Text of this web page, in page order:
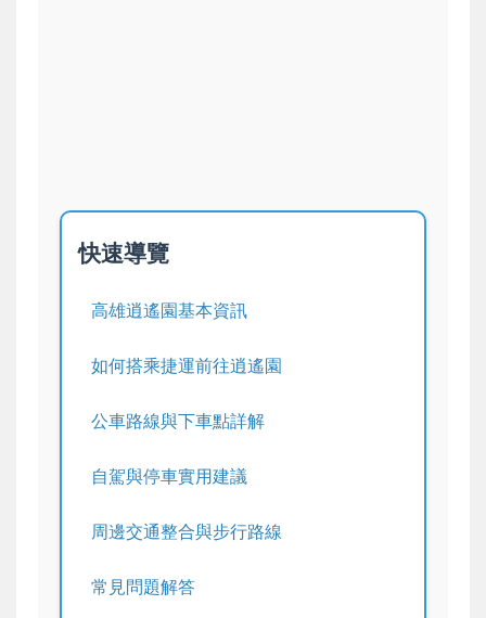
快速導覽
高雄逍遙園基本資訊
如何搭乘捷運前往逍遙園
公車路線與下車點詳解
自駕與停車實用建議
周邊交通整合與步行路線
常見問題解答